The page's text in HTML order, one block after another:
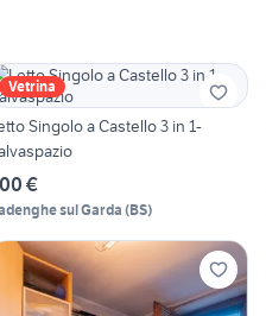
Vetrina
Singolo a Castello 3 in 1-
€
sul Garda (BS)